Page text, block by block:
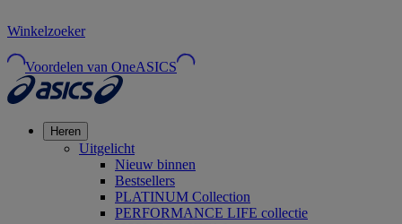
Winkelzoeker
Voordelen van OneASICS
Heren
Uitgelicht
Nieuw binnen
Bestsellers
PLATINUM Collection
PERFORMANCE LIFE collectie